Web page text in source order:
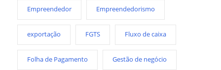
Empreendedor Empreendedorismo
exportação FGTS Fluxo de caixa
Folha de Pagamento Gestão de negócio